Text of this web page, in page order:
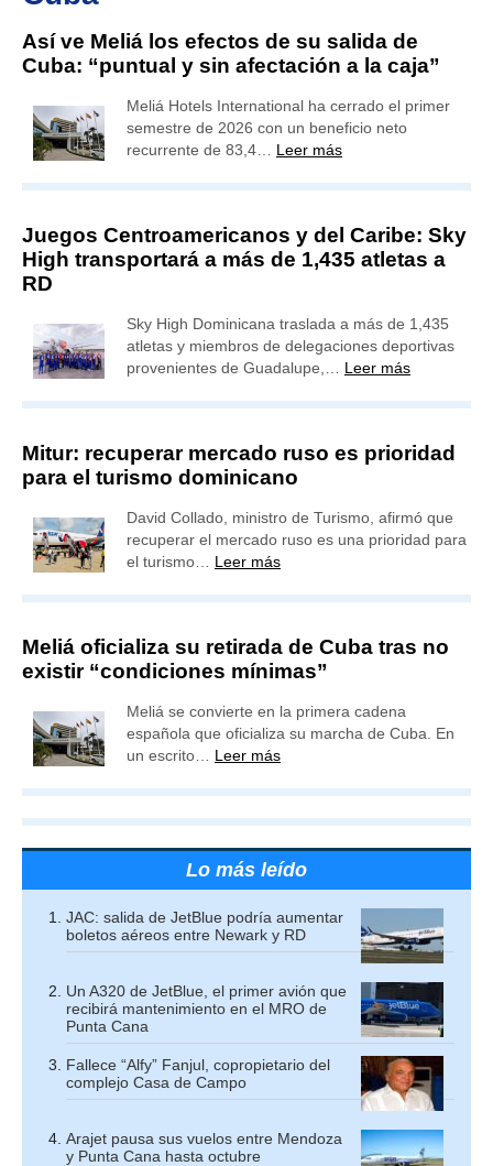
Así ve Meliá los efectos de su salida de
Cuba: “puntual y sin afectación a la caja”
Meliá Hotels International ha cerrado el primer
semestre de 2026 con un beneficio neto
recurrente de 83,4… Leer más
Juegos Centroamericanos y del Caribe: Sky
High transportará a más de 1,435 atletas a
RD
Sky High Dominicana traslada a más de 1,435
atletas y miembros de delegaciones deportivas
provenientes de Guadalupe,… Leer más
Mitur: recuperar mercado ruso es prioridad
para el turismo dominicano
David Collado, ministro de Turismo, afirmó que
recuperar el mercado ruso es una prioridad para
el turismo… Leer más
Meliá oficializa su retirada de Cuba tras no
existir “condiciones mínimas”
Meliá se convierte en la primera cadena
española que oficializa su marcha de Cuba. En
un escrito… Leer más
Lo más leído
JAC: salida de JetBlue podría aumentar
boletos aéreos entre Newark y RD
Un A320 de JetBlue, el primer avión que
recibirá mantenimiento en el MRO de
Punta Cana
Fallece “Alfy” Fanjul, copropietario del
complejo Casa de Campo
Arajet pausa sus vuelos entre Mendoza
y Punta Cana hasta octubre